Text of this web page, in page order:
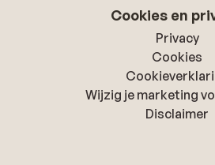
Cookies en
Privacy
Cookies
Wijzig je marketing
Disclaimer